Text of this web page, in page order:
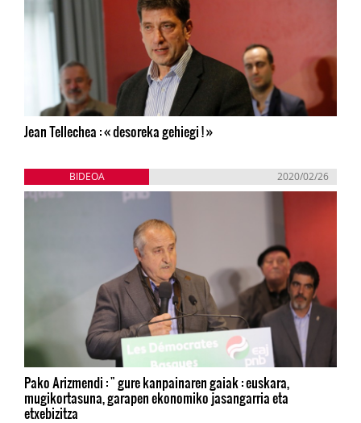
Jean Tellechea : « desoreka gehiegi ! »
BIDEOA 2020/02/26
Pako Arizmendi : " gure kanpainaren gaiak : euskara,
mugikortasuna, garapen ekonomiko jasangarria eta
etxebizitza